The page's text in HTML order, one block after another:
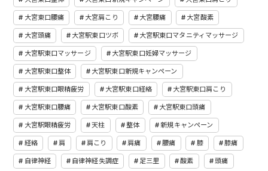
大宮東口腰痛 大宮肩こり 大宮腰痛 大宮酸素
大宮頭痛 大宮駅東口ツボ 大宮駅東口マタニティマッサージ
大宮駅東口マッサージ 大宮駅東口妊婦マッサージ
大宮駅東口整体 大宮駅東口新規キャンペーン
大宮駅東口眼精疲労 大宮駅東口経絡 大宮駅東口肩こり
大宮駅東口腰痛 大宮駅東口酸素 大宮駅東口頭痛
大宮駅眼精疲労 天柱 整体 新規キャンペーン
経絡 肩 肩こり 肩痛 腰痛 膝 膝痛
自律神経 自律神経失調症 足三里 酸素 頭痛